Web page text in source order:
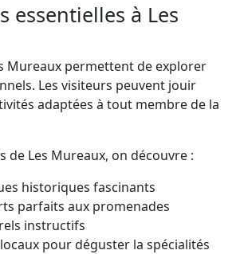
essentielles à Les
Mureaux permettent de explorer
Les visiteurs peuvent jouir
adaptées à tout membre de la
de Les Mureaux, on découvre :
historiques fascinants
parfaits aux promenades
instructifs
pour déguster la spécialités